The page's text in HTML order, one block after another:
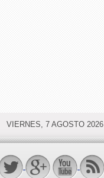
VIERNES, 7 AGOSTO 2026